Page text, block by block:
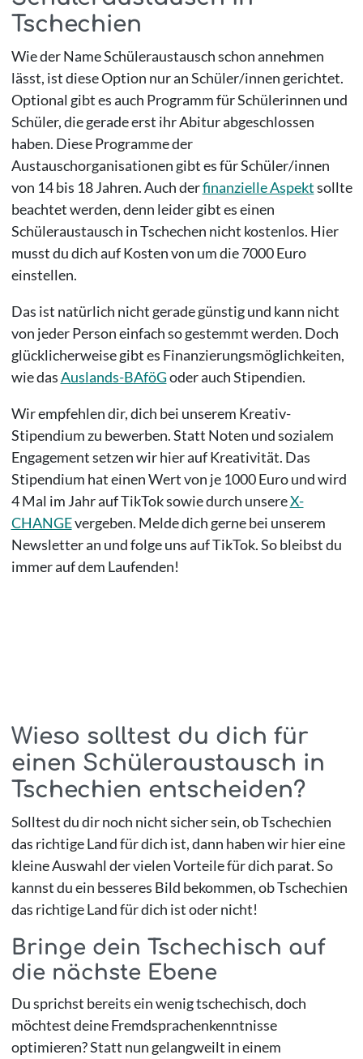
Tschechien
Wie der Name Schüleraustausch schon annehmen
lässt, ist diese Option nur an Schüler/innen gerichtet.
Optional gibt es auch Programm für Schülerinnen und
Schüler, die gerade erst ihr Abitur abgeschlossen
haben. Diese Programme der
Austauschorganisationen gibt es für Schüler/innen
von 14 bis 18 Jahren. Auch derfinanzielle Aspektsollte
beachtet werden, denn leider gibt es einen
Schüleraustausch in Tschechen nicht kostenlos. Hier
musst du dich auf Kosten von um die 7000 Euro
einstellen.
Das ist natürlich nicht gerade günstig und kann nicht
von jeder Person einfach so gestemmt werden. Doch
glücklicherweise gibt es Finanzierungsmöglichkeiten,
wie dasAuslands-BAföGoder auch Stipendien.
Wir empfehlen dir, dich bei unserem Kreativ-
Stipendium zu bewerben. Statt Noten und sozialem
Engagement setzen wir hier auf Kreativität. Das
Stipendium hat einen Wert von je 1000 Euro und wird
4 Mal im Jahr auf TikTok sowie durch unsereX-
CHANGEvergeben. Melde dich gerne bei unserem
Newsletter an und folge uns auf TikTok. So bleibst du
immer auf dem Laufenden!
Wieso solltest du dich für
einen Schüleraustausch in
Tschechien entscheiden?
Solltest du dir noch nicht sicher sein, ob Tschechien
das richtige Land für dich ist, dann haben wir hier eine
kleine Auswahl der vielen Vorteile für dich parat. So
kannst du ein besseres Bild bekommen, ob Tschechien
das richtige Land für dich ist oder nicht!
Bringe dein Tschechisch auf
die nächste Ebene
Du sprichst bereits ein wenig tschechisch, doch
möchtest deine Fremdsprachenkenntnisse
optimieren? Statt nun gelangweilt in einem